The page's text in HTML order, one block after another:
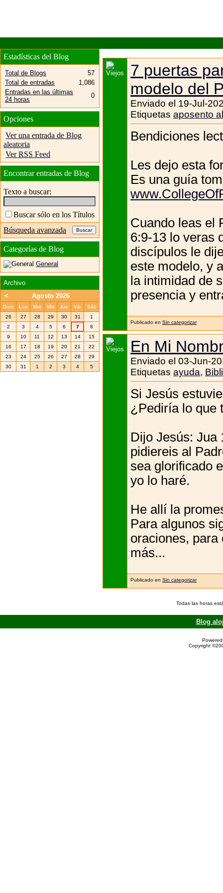
7 puertas
modelo del
Enviado el 19-Jul-
Etiquetas aposento
Bendiciones
Les dejo esta
Es una guía
Cuando leas el
6:9-13 lo veras
discípulos le
este modelo, y
la intimidad de
presencia y
Publicado en Sin categorizar
En Mi
Enviado el 03-Jun-
Etiquetas ayuda,
Si Jesús
¿Pediría lo que
Dijo Jesús: Jua
pidiereis al
sea glorificado
yo lo haré.
He allí la
Para algunos
oraciones, para
más...
Publicado en Sin categorizar
Estadísticas del Blog
Total de Blogs
57
Total de entradas
1,086
Entradas en las últimas
24 horas
0
Opciones
Ver una entrada de Blog
aleatoria
Ver RSS Feed
Encontrar entradas de Blog
Texto a buscar:
Buscar sólo en los Títulos
Búsqueda avanzada
Categorías de Blog
General
Archivo
<
Agosto 2026
Dom Lun Mar Mie Jue Vie
Sáb
26
27 28 29 30 31
1
2
3 4 5 6 7
8
9
10 11 12 13 14
15
16
17 18 19 20 21
22
23
24 25 26 27 28
29
30
31 1 2 3 4 5
Todas las horas
Blog
Copyright